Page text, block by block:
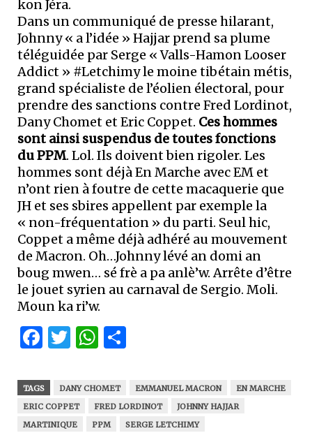
kon Jéra.
Dans un communiqué de presse hilarant,
Johnny « a l’idée » Hajjar prend sa plume
téléguidée par Serge « Valls-Hamon Looser
Addict » #Letchimy le moine tibétain métis,
grand spécialiste de l’éolien électoral, pour
prendre des sanctions contre Fred Lordinot,
Dany Chomet et Eric Coppet. Ces hommes
sont ainsi suspendus de toutes fonctions
du PPM. Lol. Ils doivent bien rigoler. Les
hommes sont déjà En Marche avec EM et
n’ont rien à foutre de cette macaquerie que
JH et ses sbires appellent par exemple la
« non-fréquentation » du parti. Seul hic,
Coppet a même déjà adhéré au mouvement
de Macron. Oh…Johnny lévé an domi an
boug mwen… sé frè a pa anlè’w. Arrête d’être
le jouet syrien au carnaval de Sergio. Moli.
Moun ka ri’w.
Facebook
Twitter
WhatsApp
TAGS DANY CHOMET EMMANUEL MACRON
EN MARCHE
ERIC COPPET
FRED LORDINOT
JOHNNY HAJJAR
MARTINIQUE
PPM SERGE LETCHIMY